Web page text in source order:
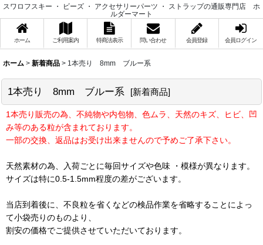
スワロフスキー ・ ビーズ ・ アクセサリーパーツ ・ ストラップの通販専門店 ホ
ルダーマート
ホーム ご利用案内 特商法表示 問い合わせ 会員登録 会員ログイン
ホーム > 新着商品 > 1本売り 8mm ブルー系
1本売り 8mm ブルー系 [新着商品]
1本売り販売の為、不純物や内包物、色ムラ、天然のキズ、ヒビ、凹
み等のある粒が含まれております。
一部の交換、返品はお受け出来ませんので予めご了承下さい。
天然素材の為、入荷ごとに毎回サイズや色味 ・模様が異なります。
サイズは特に0.5-1.5mm程度の差がございます。
当店到着後に、不良粒を省くなどの検品作業を省略することによっ
て小袋売りのものより、
割安の価格でご提供させていただいております。